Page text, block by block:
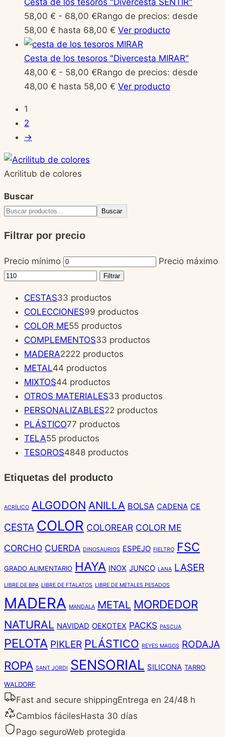
58,00 € - 68,00 €Rango de precios: desde
58,00 € hasta 68,00 € Ver producto
Cesta de los tesoros "Divercesta MIRAR"
48,00 € - 58,00 €Rango de precios: desde
48,00 € hasta 58,00 € Ver producto
1
2
→
Acrilitub de colores
Buscar
Buscar
Filtrar por precio
Precio mínimo Precio máximo
Filtrar
CESTAS33 productos
COLECCIONES99 productos
COLOR ME55 productos
COMPLEMENTOS33 productos
MADERA2222 productos
METAL44 productos
MIXTOS44 productos
OTROS MATERIALES33 productos
PERSONALIZABLES22 productos
PLÁSTICO77 productos
TELA55 productos
TESOROS4848 productos
Etiquetas del producto
ACRÍLICO ALGODON ANILLA BOLSA CADENA CE
CESTA COLOR COLOREAR COLOR ME
CORCHO CUERDA DINOSAURIOS ESPEJO FIELTRO FSC
GRADO ALIMENTARIO HAYA INOX JUNCO LANA LASER
LIBRE DE BPA LIBRE DE FTALATOS LIBRE DE METALES PESADOS
MADERA MANDALA METAL MORDEDOR
NATURAL NAVIDAD OEKOTEX PACKS PASCUA
PELOTA PIKLER PLÁSTICO REYES MAGOS RODAJA
ROPA SANT JORDI SENSORIAL SILICONA TARRO
WALDORF
Fast and secure shippingEntrega en 24/48 h
Cambios fácilesHasta 30 días
Pago seguroWeb protegida